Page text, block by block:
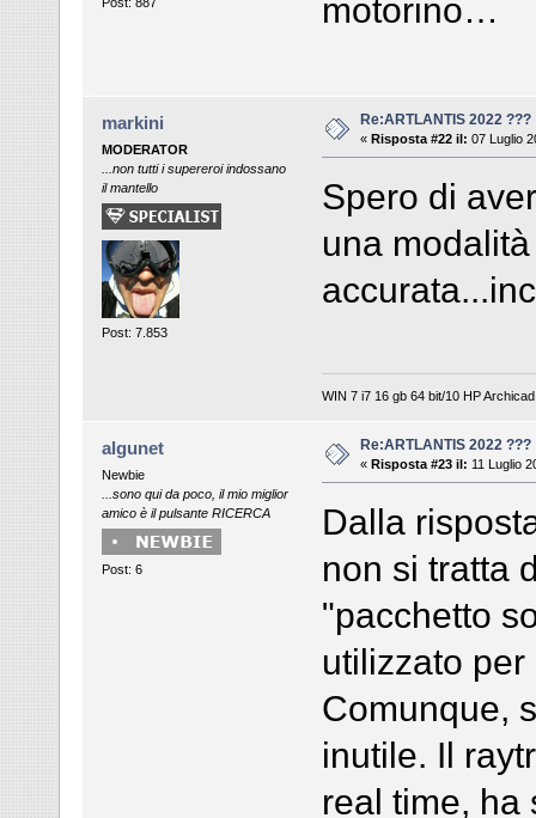
motorino…
markini
MODERATOR
...non tutti i supereroi indossano
il mantello
Post: 7.853
Re:ARTLANTIS 2022 ???
« Risposta #22 il: 07 Luglio
Spero di
una
WIN 7 i7 16 gb 64 bit/10 HP
algunet
Newbie
...sono qui da poco, il mio miglior
amico è il pulsante RICERCA
Post: 6
Re:ARTLANTIS 2022 ???
« Risposta #23 il: 11 Luglio
Dalla
non si tratta
"pacchetto
utilizzato
Comunque,
inutile. Il
real time, ha